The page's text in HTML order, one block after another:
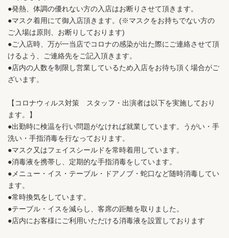
●発熱、体調の優れない方の入店はお断りさせて頂きます。
●マスク着用にて御入店頂きます。(※マスクをお持ちでない方の
ご入場は原則、お断りしております)
●ご入店時、万が一当店でコロナの感染が出た際にご連絡させて頂
けるよう、ご連絡先をご記入頂きます。
●店内の人数を制限し営業しているため入店をお待ち頂く場合がご
ざいます。
【コロナウィルス対策 スタッフ・出演者は以下を実施しており
ます。】
●出勤時に検温を行い問題がなければ就業しています。うがい・手
洗い・手指消毒を行なっております。
●マスク又はフェイスシールドを常時着用しています。
●消毒液を携帯し、定期的な手指消毒をしています。
●メニュー・イス・テーブル・ドアノブ・蛇口など随時消毒してい
ます。
●常時換気をしています。
●テーブル・イスを減らし、客席の距離を取りました。
●店内にお客様にご利用いただける消毒液を設置しております